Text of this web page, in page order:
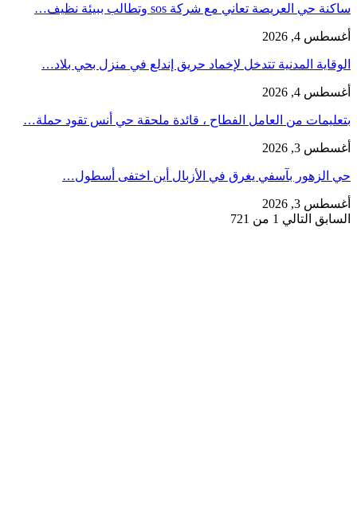
ساكنة حي العريصة تعاني مع شركة sos وتطالب ببيئة نظيف…
أغسطس 4, 2026
الوقاية المدنية تتدخل لإخماد حريق إندلع في منزل بحي بلاد…
أغسطس 4, 2026
بتعليمات من العامل الفطاح ، قائدة ملحقة حي أنس تقود حملة…
أغسطس 3, 2026
حي الزهور بآسفي يغرق في الأزبال أين اختفى أسطول…
أغسطس 3, 2026
السابق التالي 1 من 721